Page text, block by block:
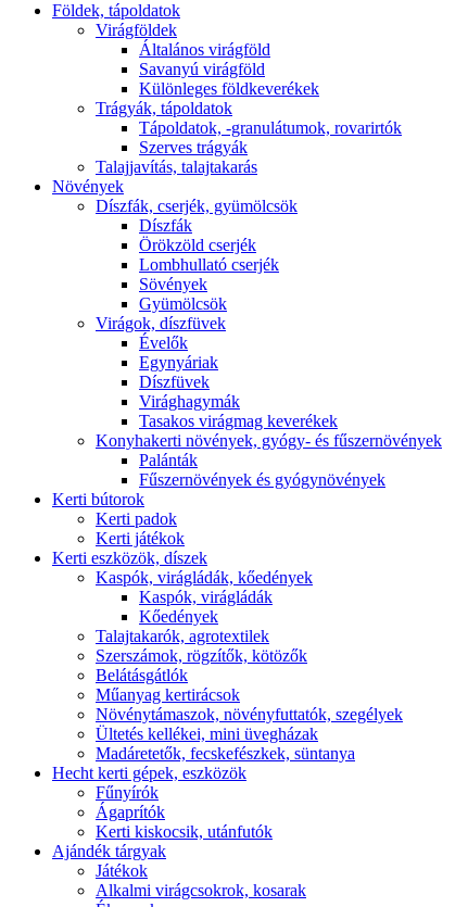
Földek, tápoldatok
Virágföldek
Általános virágföld
Savanyú virágföld
Különleges földkeverékek
Trágyák, tápoldatok
Tápoldatok, -granulátumok, rovarirtók
Szerves trágyák
Talajjavítás, talajtakarás
Növények
Díszfák, cserjék, gyümölcsök
Díszfák
Örökzöld cserjék
Lombhullató cserjék
Sövények
Gyümölcsök
Virágok, díszfüvek
Évelők
Egynyáriak
Díszfüvek
Virághagymák
Tasakos virágmag keverékek
Konyhakerti növények, gyógy- és fűszernövények
Palánták
Fűszernövények és gyógynövények
Kerti bútorok
Kerti padok
Kerti játékok
Kerti eszközök, díszek
Kaspók, virágládák, kőedények
Kaspók, virágládák
Kőedények
Talajtakarók, agrotextilek
Szerszámok, rögzítők, kötözők
Belátásgátlók
Műanyag kertirácsok
Növénytámaszok, növényfuttatók, szegélyek
Ültetés kellékei, mini üvegházak
Madáretetők, fecskefészkek, süntanya
Hecht kerti gépek, eszközök
Fűnyírók
Ágaprítók
Kerti kiskocsik, utánfutók
Ajándék tárgyak
Játékok
Alkalmi virágcsokrok, kosarak